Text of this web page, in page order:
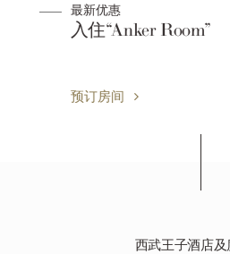
最新优惠
[ 无需清扫 ]3连泊以
预订房间
西武王子酒店